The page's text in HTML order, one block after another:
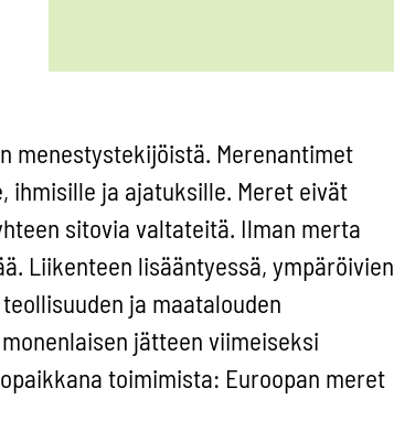
menestystekijöistä. Merenantimet
ja ajatuksille. Meret eivät
sitovia valtateitä. Ilman merta
Liikenteen lisääntyessä, ympäröivien
ja maatalouden
jätteen viimeiseksi
toimimista: Euroopan meret